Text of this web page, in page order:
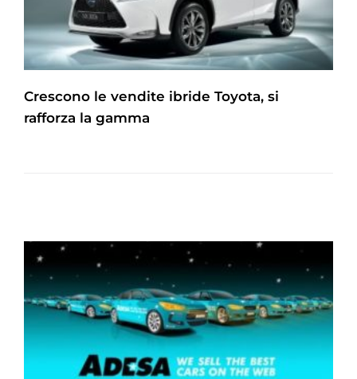
Crescono le vendite ibride Toyota, si
rafforza la gamma